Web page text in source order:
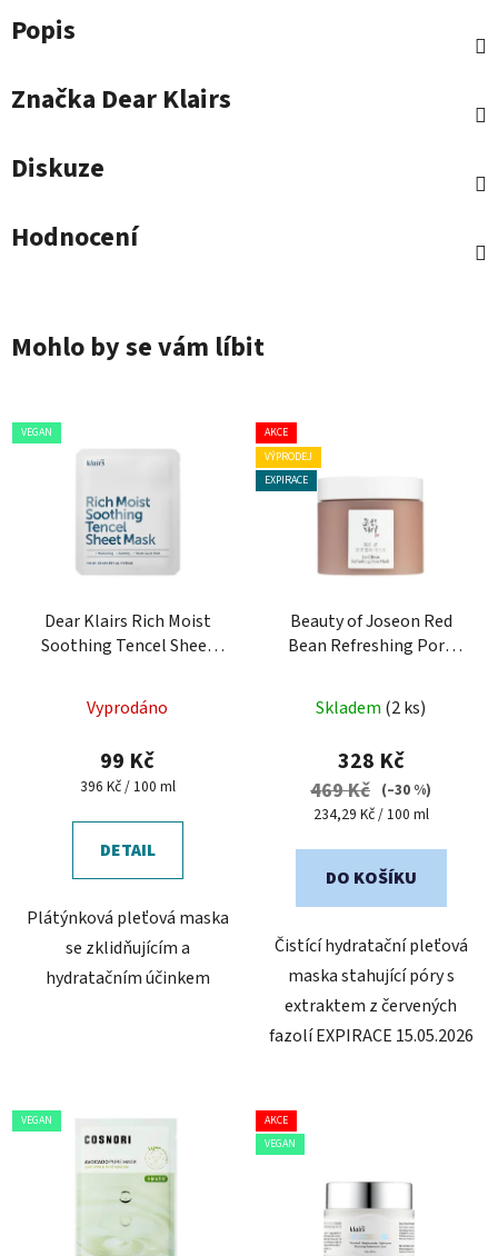
Popis
Značka Dear Klairs
Diskuze
Hodnocení
Mohlo by se vám líbit
VEGAN
Dear Klairs Rich Moist
Soothing Tencel Sheet
pleťová maska
Vyprodáno
99 Kč
Měrná
396 Kč / 100 ml
DETAIL
Plátýnková pleťová maska
se zklidňujícím a
hydratačním účinkem
AKCE
VÝPRODEJ
EXPIRACE
Beauty of Joseon Red
Bean Refreshing Pore
maska
Skladem (2 ks)
328 Kč
469 Kč (–30 %)
Měrná
234,29 Kč / 100 ml
DO KOŠÍKU
Čistící hydratační pleťová
maska stahující póry s
extraktem z červených
fazolí EXPIRACE 15.05.2026
VEGAN
AKCE
VEGAN